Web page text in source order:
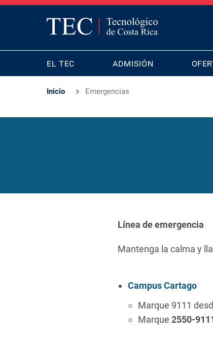
MAIN
NAVIGATION
EL TEC ADMISIÓN
Inicio Emergencias
Línea de emergencia
Mantenga la calma y
Campus Cartago
Marque 9111
Marque 2550-